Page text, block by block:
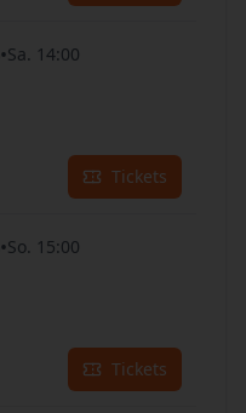
•Sa. 14:00
Tickets
•So. 15:00
Tickets